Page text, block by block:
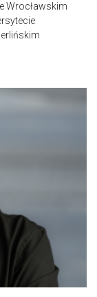
Wrocławskim